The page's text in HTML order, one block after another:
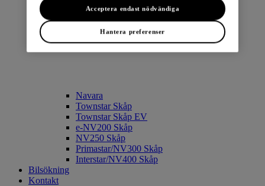
Navara
Townstar Skåp
Townstar Skåp EV
e-NV200 Skåp
NV250 Skåp
Primastar/NV300 Skåp
Interstar/NV400 Skåp
Bilsökning
Kontakt
Hantera preferenser
Acceptera endast nödvändiga